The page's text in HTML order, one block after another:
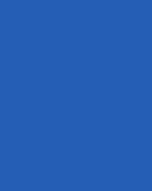
减速机广泛应用
油、化工、纺织